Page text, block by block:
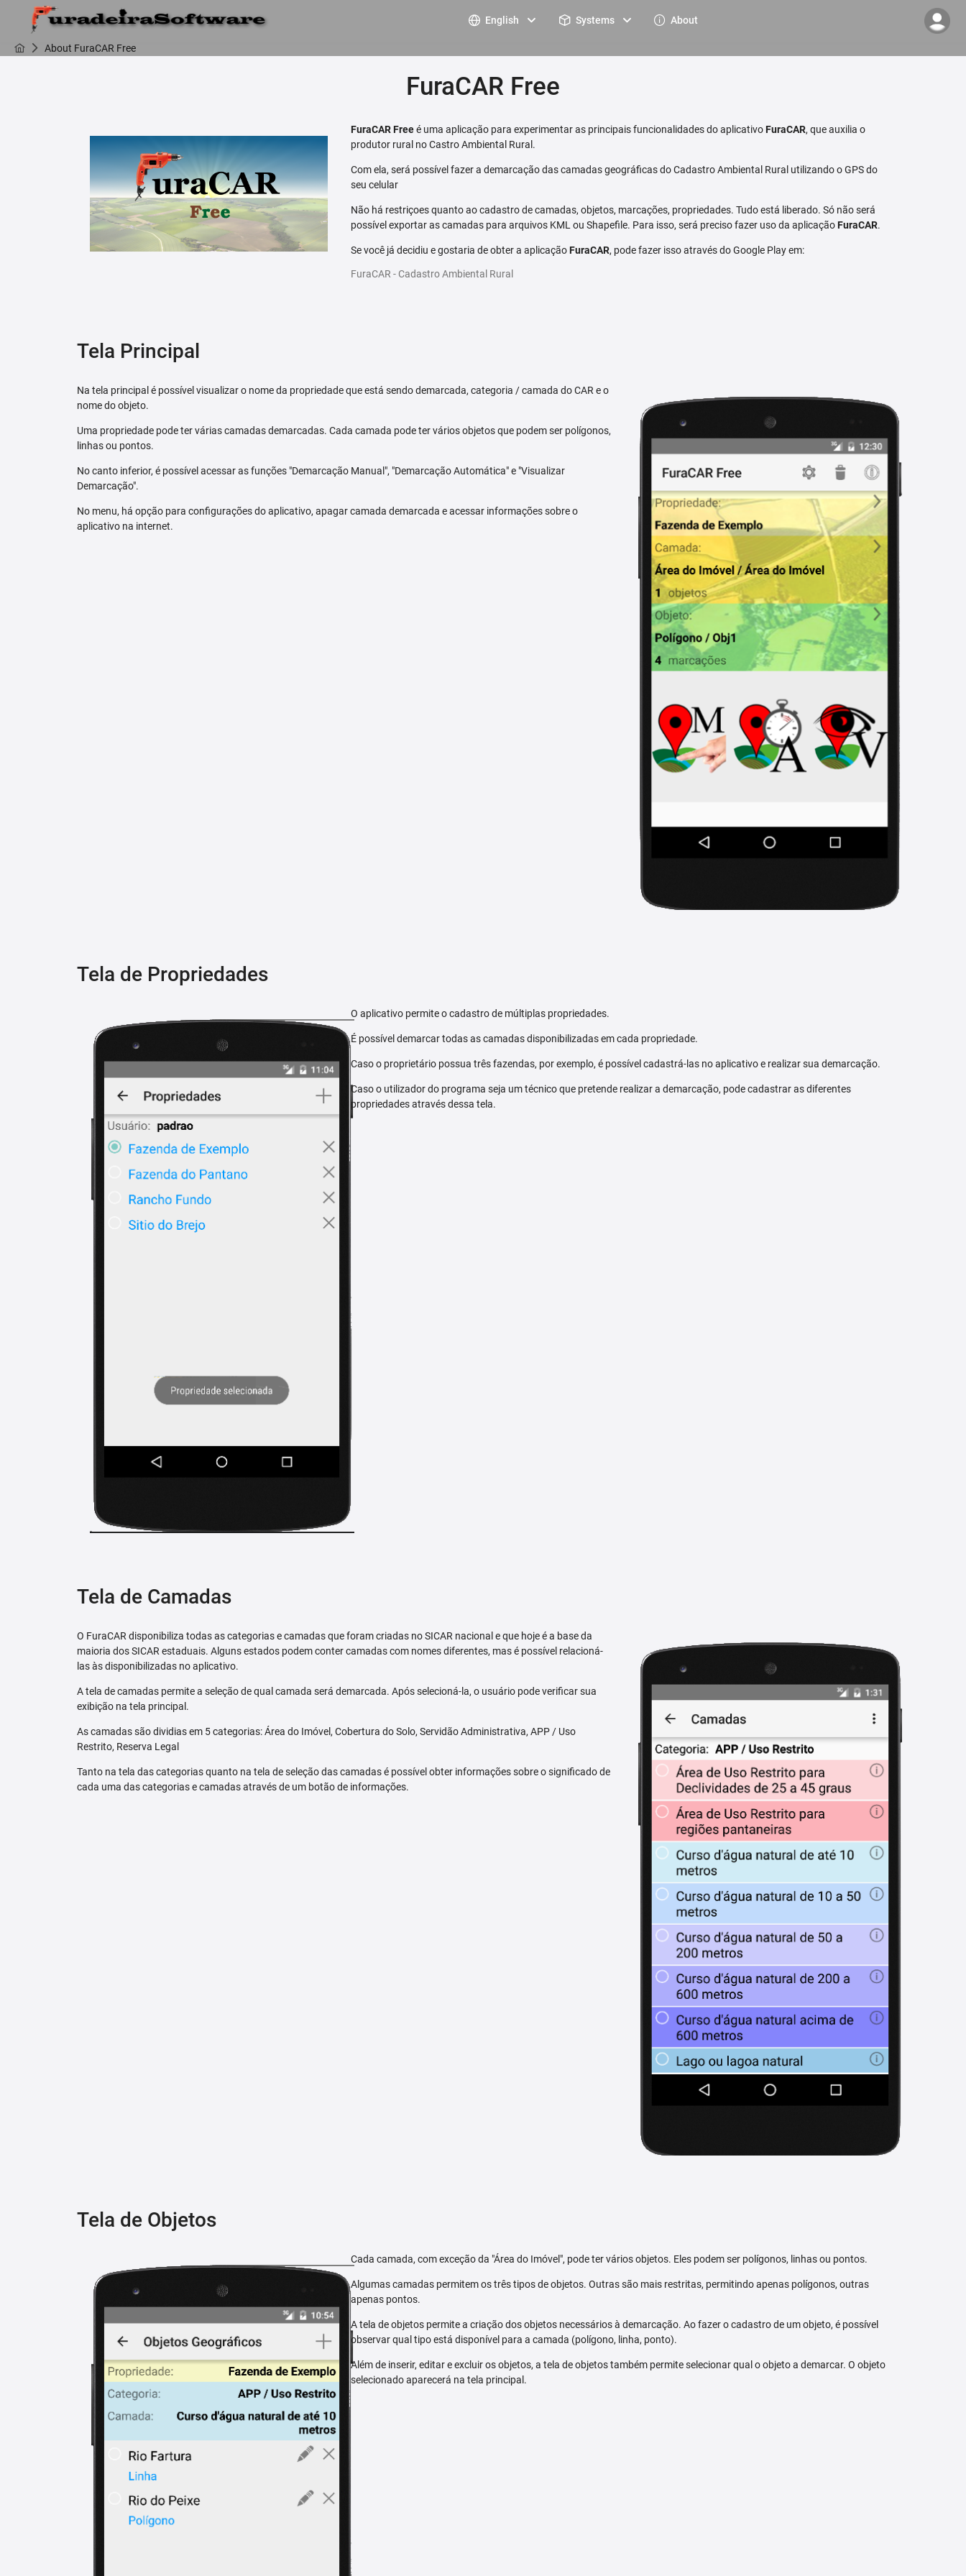
English Systems About
About FuraCAR Free
FuraCAR Free
FuraCAR Freeé uma aplicação para experimentar as principais funcionalidades do aplicativoFuraCAR, que auxilia o
produtor rural no Castro Ambiental Rural.
Com ela, será possível fazer a demarcação das camadas geográficas do Cadastro Ambiental Rural utilizando o GPS do
seu celular
Não há restriçoes quanto ao cadastro de camadas, objetos, marcações, propriedades. Tudo está liberado. Só não será
possível exportar as camadas para arquivos KML ou Shapefile. Para isso, será preciso fazer uso da aplicaçãoFuraCAR.
Se você já decidiu e gostaria de obter a aplicaçãoFuraCAR, pode fazer isso através do Google Play em:
FuraCAR - Cadastro Ambiental Rural
Tela Principal
Na tela principal é possível visualizar o nome da propriedade que está sendo demarcada, categoria / camada do CAR e o
nome do objeto.
Uma propriedade pode ter várias camadas demarcadas. Cada camada pode ter vários objetos que podem ser polígonos,
linhas ou pontos.
No canto inferior, é possível acessar as funções "Demarcação Manual", "Demarcação Automática" e "Visualizar
Demarcação".
No menu, há opção para configurações do aplicativo, apagar camada demarcada e acessar informações sobre o
aplicativo na internet.
Tela de Propriedades
O aplicativo permite o cadastro de múltiplas propriedades.
É possível demarcar todas as camadas disponibilizadas em cada propriedade.
Caso o proprietário possua três fazendas, por exemplo, é possível cadastrá-las no aplicativo e realizar sua demarcação.
Caso o utilizador do programa seja um técnico que pretende realizar a demarcação, pode cadastrar as diferentes
propriedades através dessa tela.
Tela de Camadas
O FuraCAR disponibiliza todas as categorias e camadas que foram criadas no SICAR nacional e que hoje é a base da
maioria dos SICAR estaduais. Alguns estados podem conter camadas com nomes diferentes, mas é possível relacioná-
las às disponibilizadas no aplicativo.
A tela de camadas permite a seleção de qual camada será demarcada. Após selecioná-la, o usuário pode verificar sua
exibição na tela principal.
As camadas são dividias em 5 categorias: Área do Imóvel, Cobertura do Solo, Servidão Administrativa, APP / Uso
Restrito, Reserva Legal
Tanto na tela das categorias quanto na tela de seleção das camadas é possível obter informações sobre o significado de
cada uma das categorias e camadas através de um botão de informações.
Tela de Objetos
Cada camada, com exceção da "Área do Imóvel", pode ter vários objetos. Eles podem ser polígonos, linhas ou pontos.
Algumas camadas permitem os três tipos de objetos. Outras são mais restritas, permitindo apenas polígonos, outras
apenas pontos.
A tela de objetos permite a criação dos objetos necessários à demarcação. Ao fazer o cadastro de um objeto, é possível
observar qual tipo está disponível para a camada (polígono, linha, ponto).
Além de inserir, editar e excluir os objetos, a tela de objetos também permite selecionar qual o objeto a demarcar. O objeto
selecionado aparecerá na tela principal.